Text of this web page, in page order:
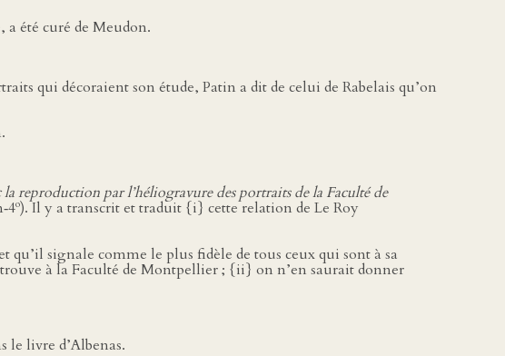
été curé de Meudon.
qui décoraient son étude, Patin a dit de celui de Rabelais qu’on
la reproduction par l’héliogravure des portraits de la Faculté de
o). Il y a transcrit et traduit {i} cette relation de Le Roy
qu’il signale comme le plus fidèle de tous ceux qui sont à sa
à la Faculté de Montpellier ; {ii} on n’en saurait donner
le livre d’Albenas.